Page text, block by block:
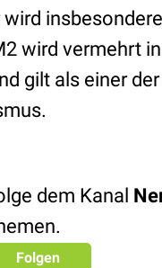
wird vermehrt
gilt als einer
dem Kanal
Folgen